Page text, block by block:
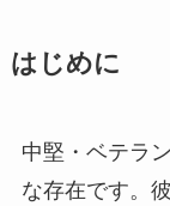
はじめに
中堅・ベテラ
な存在です。